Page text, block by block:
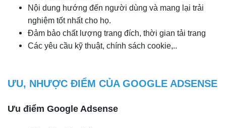
Nội dung hướng đến người dùng và mang lại trải
nghiệm tốt nhất cho họ.
Đảm bảo chất lượng trang đích, thời gian tải trang
Các yêu cầu kỹ thuật, chính sách cookie,..
ƯU, NHƯỢC ĐIỂM CỦA GOOGLE ADSENSE
Ưu điểm Google Adsense